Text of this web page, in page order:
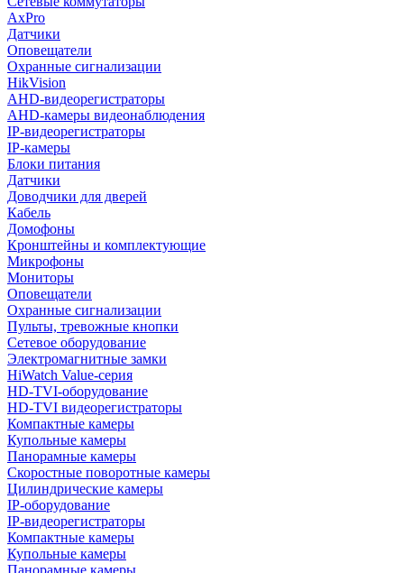
AxPro
Датчики
Оповещатели
Охранные сигнализации
HikVision
AHD-видеорегистраторы
AHD-камеры видеонаблюдения
IP-видеорегистраторы
IP-камеры
Блоки питания
Датчики
Доводчики для дверей
Кабель
Домофоны
Кронштейны и комплектующие
Микрофоны
Мониторы
Оповещатели
Охранные сигнализации
Пульты, тревожные кнопки
Сетевое оборудование
Электромагнитные замки
HiWatch Value-серия
HD-TVI-оборудование
HD-TVI видеорегистраторы
Компактные камеры
Купольные камеры
Панорамные камеры
Скоростные поворотные камеры
Цилиндрические камеры
IP-оборудование
IP-видеорегистраторы
Компактные камеры
Купольные камеры
Панорамные камеры